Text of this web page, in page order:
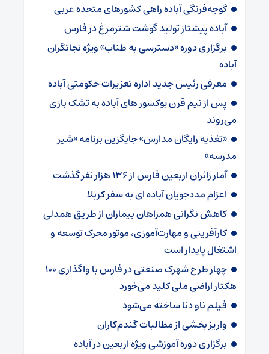
گوجه‌فرنگی آباده راهی کشورهای متحده عربی
آباده پیشتاز تولید گوشت شترمرغ در فارس
برگزاری دوره «دسترسی به طناب» ویژه نجاتگران
آباده
معرفی رئیس جدید اداره تعزیرات حکومتی آباده
پس از نیم قرن بوکسور های آباده به تشک بازی
می‌روند
«تغذیه رایگان مدارس» جایگزین برنامه «شیر
مدرسه»
آمار زائران اربعین فارس از ۱۳۶ هزار نفر گذشت
اعزام مددجویان آباده ای به سفر کربلا
کاهش نگرانی همراهان بیماران از طریق همدلی
کارآفرینی و مهارت‌آموزی، موتور محرک توسعه و
اشتغال پایدار است
چهار طرح شهرک صنعتی در فارس با واگذاری ۱۰۰
هکتار اراضی ملی کلید می‌خورد
فیلم ناو دنا ساخته‌ می‌شود
واریز بخشی از مطالبات گندم‌کاران
برگزاری دوره آموزشی ویژه اربعین در آباده